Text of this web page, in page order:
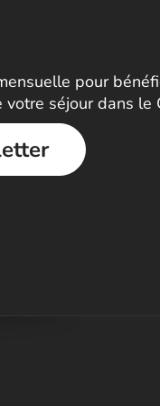
pour
séjour dans le